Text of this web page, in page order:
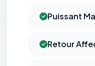
Puissant
Retour